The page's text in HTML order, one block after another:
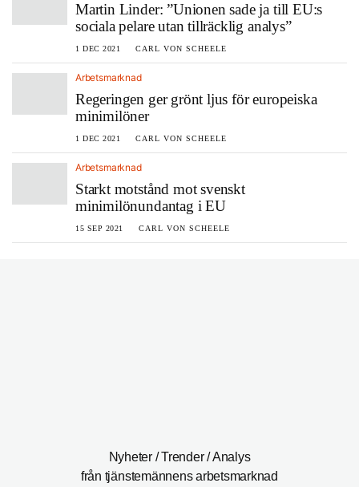
Martin Linder: ”Unionen sade ja till EU:s
sociala pelare utan tillräcklig analys”
1 DEC 2021 CARL VON SCHEELE
Arbetsmarknad
Regeringen ger grönt ljus för europeiska
minimilöner
1 DEC 2021 CARL VON SCHEELE
Arbetsmarknad
Starkt motstånd mot svenskt
minimilönundantag i EU
15 SEP 2021 CARL VON SCHEELE
Nyheter / Trender / Analys
från tjänstemännens arbetsmarknad